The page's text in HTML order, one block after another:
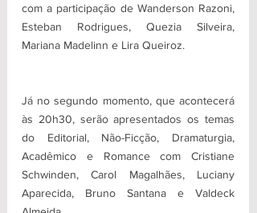
com a participação de Wanderson Razoni,
Esteban Rodrigues, Quezia Silveira,
Mariana Madelinn e Lira Queiroz.
Já no segundo momento, que acontecerá
às 20h30, serão apresentados os temas
do Editorial, Não-Ficção, Dramaturgia,
Acadêmico e Romance com Cristiane
Schwinden, Carol Magalhães, Luciany
Aparecida, Bruno Santana e Valdeck